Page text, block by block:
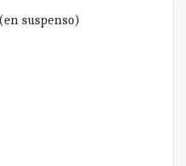
suspenso)